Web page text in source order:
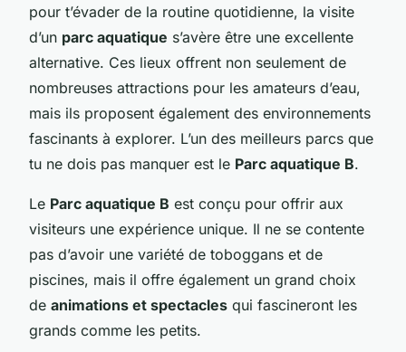
pour t’évader de la routine quotidienne, la visite
d’un parc aquatique s’avère être une excellente
alternative. Ces lieux offrent non seulement de
nombreuses attractions pour les amateurs d’eau,
mais ils proposent également des environnements
fascinants à explorer. L’un des meilleurs parcs que
tu ne dois pas manquer est le Parc aquatique B.
Le Parc aquatique B est conçu pour offrir aux
visiteurs une expérience unique. Il ne se contente
pas d’avoir une variété de toboggans et de
piscines, mais il offre également un grand choix
de animations et spectacles qui fascineront les
grands comme les petits.